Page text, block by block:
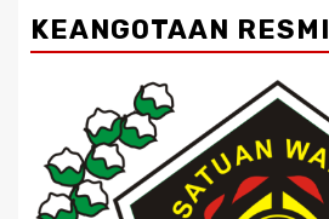
KEANGOTAAN RESMI